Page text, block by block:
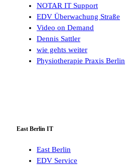
NOTAR IT Support
EDV Überwachung Straße
Video on Demand
Dennis Sattler
wie gehts weiter
Physiotherapie Praxis Berlin
East Berlin IT
East Berlin
EDV Service